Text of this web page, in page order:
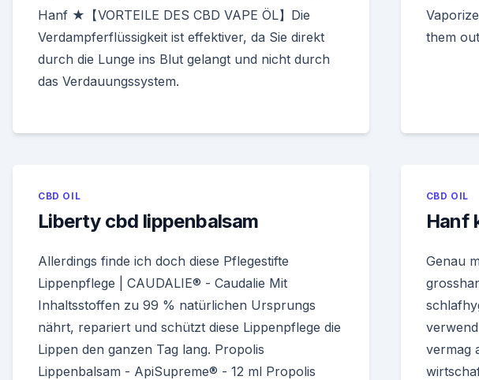
Hanf ★【VORTEILE DES CBD VAPE ÖL】Die
Verdampferflüssigkeit ist effektiver, da Sie direkt
durch die Lunge ins Blut gelangt und nicht durch
das Verdauungssystem.
them
CBD OIL
Liberty cbd lippenbalsam
Allerdings finde ich doch diese Pflegestifte
Lippenpflege | CAUDALIE® - Caudalie Mit
Inhaltsstoffen zu 99 % natürlichen Ursprungs
nährt, repariert und schützt diese Lippenpflege die
Lippen den ganzen Tag lang. Propolis
Lippenbalsam - ApiSupreme® - 12 ml Propolis
CBD OIL
Hanf
Genau
vermag